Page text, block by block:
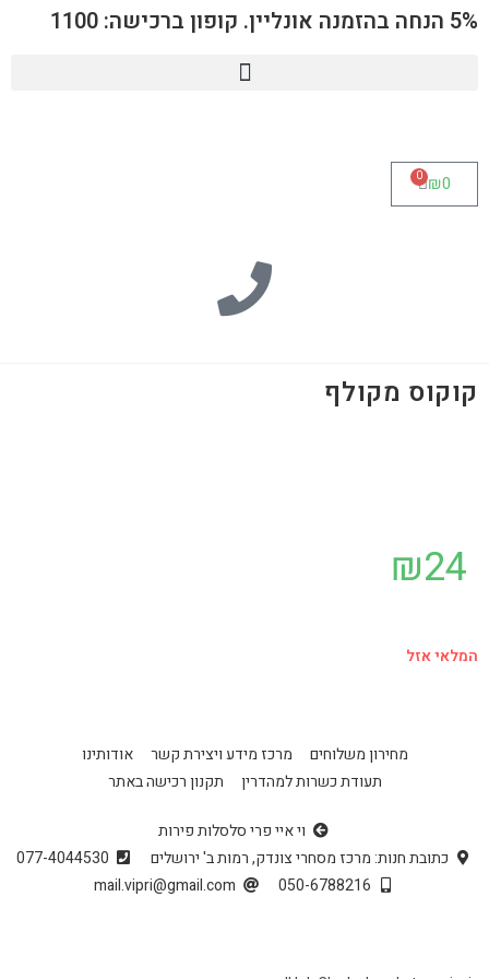
5% הנחה בהזמנה אונליין. קופון ברכישה: 1100
₪0
0
קוקוס מקולף
₪24
המלאי אזל
מחירון משלוחים מרכז מידע ויצירת קשר
אודותינו
תעודת כשרות למהדרין
תקנון רכישה באתר
וי איי פרי סלסלות פירות
כתובת חנות: מרכז מסחרי צונדק, רמות ב' ירושלים
077-4044530
050-6788216
mail.vipri@gmail.com